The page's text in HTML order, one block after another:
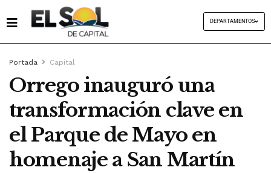
DEPARTAMENTOS
Portada Capital
Orrego inauguró una
transformación clave en
el Parque de Mayo en
homenaje a San Martín